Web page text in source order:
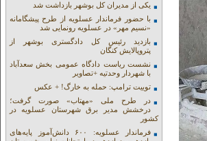
یکی از مدیران کل بوشهر بازداشت شد
با حضور فرماندار عسلویه از طرح پیشگامانه
«نسیم مهر» در عسلویه رونمایی شد
بازدید رئیس کل دادگستری بوشهر از
پتروپالایش کنگان
نشست ریاست دادگاه عمومی بخش سعدآباد
با شهردار وحدتیه +تصاویر
توییت ترامپ: حمله به خارگ! + عکس
در طرح ملی «مهتاب» صورت گرفت؛
درخشش مدیر برق شهرستان عسلویه در
کشور
فرماندار عسلویه: ۶۰۰ دانش‌آموز پایه‌های